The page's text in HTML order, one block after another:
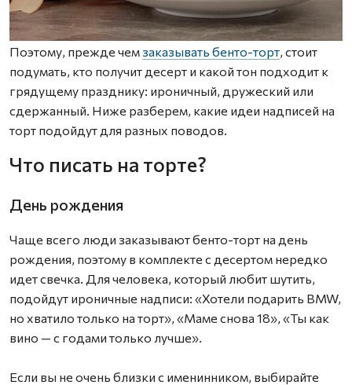
Поэтому, прежде чем заказывать бенто-торт, стоит
подумать, кто получит десерт и какой тон подходит к
грядущему празднику: ироничный, дружеский или
сдержанный. Ниже разберем, какие идеи надписей на
торт подойдут для разных поводов.
Что писать на торте?
День рождения
Чаще всего люди заказывают бенто-торт на день
рождения, поэтому в комплекте с десертом нередко
идет свечка. Для человека, который любит шутить,
подойдут ироничные надписи: «Хотели подарить BMW,
но хватило только на торт», «Маме снова 18», «Ты как
вино — с годами только лучше».
Если вы не очень близки с именинником, выбирайте